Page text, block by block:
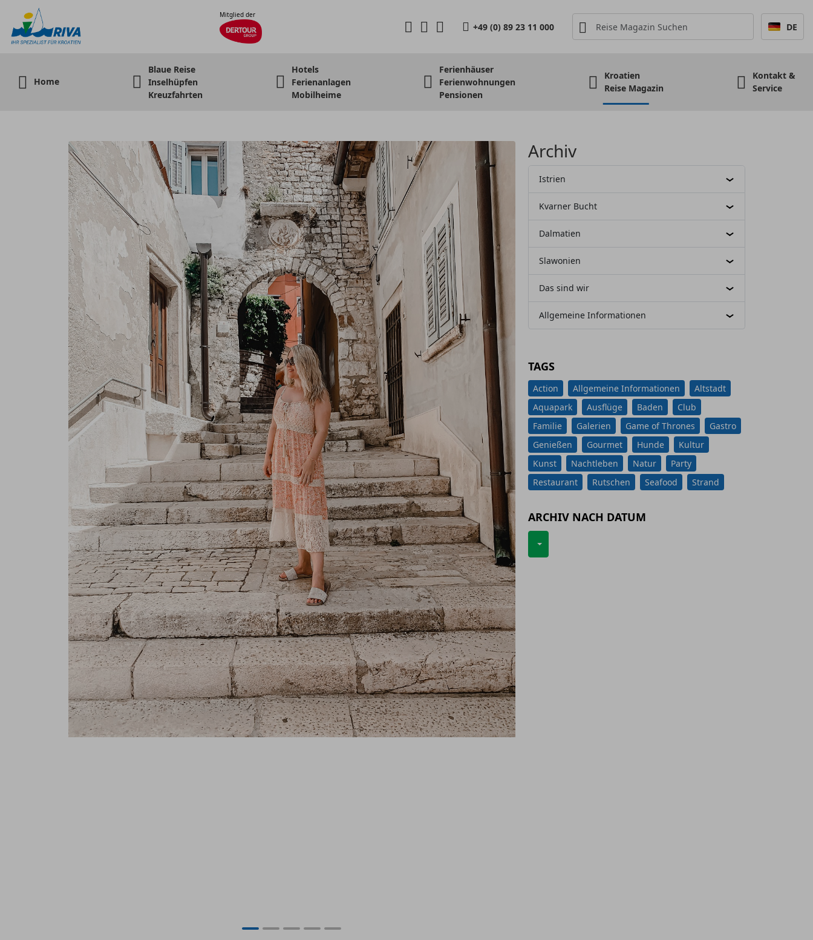
Mitglied der
+49 (0) 89 23 11 000 DE
Home
Blaue Reise
Inselhüpfen
Kreuzfahrten
Hotels
Ferienanlagen
Mobilheime
Ferienhäuser
Ferienwohnungen
Pensionen
Kroatien
Reise Magazin
Kontakt &
Service
Archiv
Istrien
Kvarner Bucht
Dalmatien
Slawonien
Das sind wir
Allgemeine Informationen
TAGS
Action Allgemeine Informationen
Altstadt
Aquapark
Ausflüge Baden
Club
Familie
Galerien Game of Thrones
Gastro
Genießen
Gourmet Hunde
Kultur
Kunst
Nachtleben Natur
Party
Restaurant
Rutschen Seafood Strand
ARCHIV NACH DATUM